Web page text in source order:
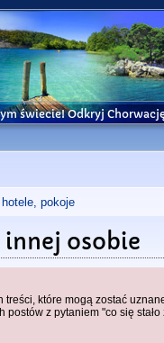
świecie! Odkryj
pokoje
osobie
które mogą zostać
postów z pytaniem "co się